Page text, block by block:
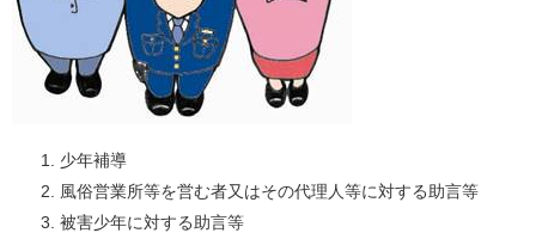
少年補導
風俗営業所等を営む者又はその代理人等に対する助言等
被害少年に対する助言等